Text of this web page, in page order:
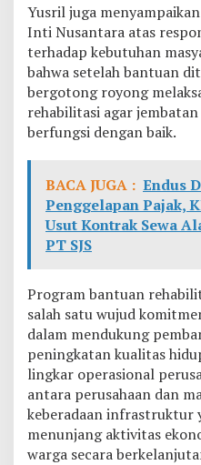
Yusril juga
Inti Nusantara atas
terhadap kebutuhan
bahwa setelah bantuan
bergotong royong
rehabilitasi agar
berfungsi dengan baik.
BACA JUGA : Endus
Penggelapan Pajak,
Usut Kontrak Sewa
PT SJS
Program bantuan
salah satu wujud
dalam mendukung
peningkatan kualitas
lingkar operasional
antara perusahaan dan
keberadaan infrastruktur
menunjang aktivitas
warga secara